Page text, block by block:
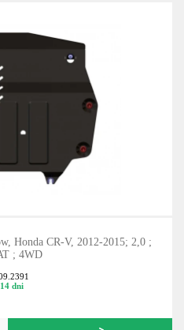
Honda CR-V, 2012-2015; 2,0 ;
; 4WD
dni